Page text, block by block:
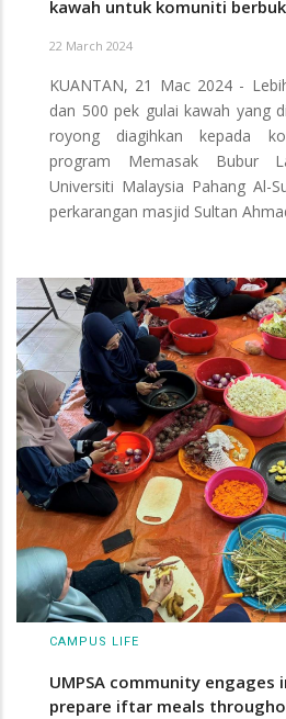
kawah untuk komuniti
22 March 2024
KUANTAN, 21 Mac 2024 -
dan 500 pek gulai kawah yang
royong diagihkan kepada
program Memasak Bubur
Universiti Malaysia Pahang Al-
perkarangan masjid Sultan
CAMPUS LIFE
UMPSA community
prepare iftar meals